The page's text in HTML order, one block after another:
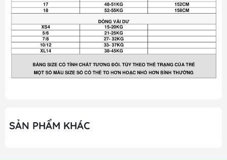
SẢN PHẨM KHÁC